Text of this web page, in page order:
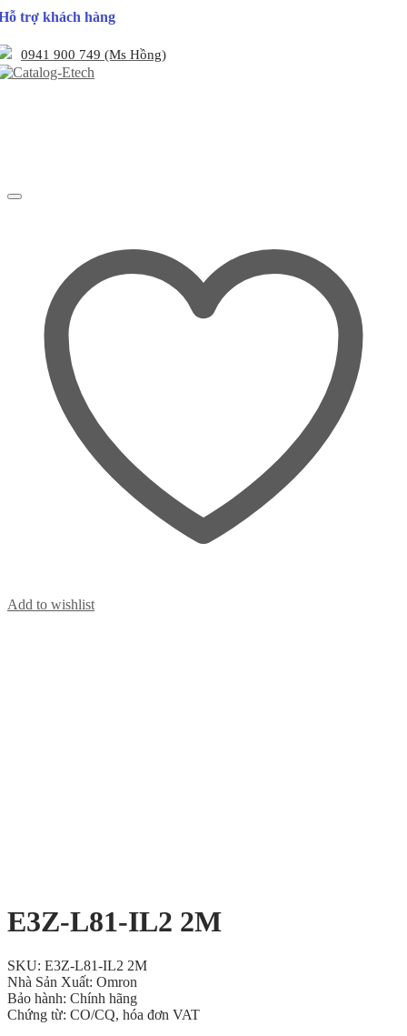
trợ khách hàng
0941 900 749 (Ms Hồng)
Add to wishlist
E3Z-L81-IL2 2M
SKU: E3Z-L81-IL2 2M
Nhà Sản Xuất: Omron
Bảo hành: Chính hãng
Chứng từ: CO/CQ, hóa đơn VAT